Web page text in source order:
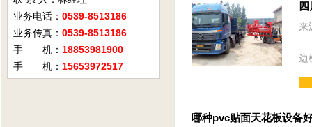
业务电话： 0539-8513186
业务传真： 0539-8513186
手 机： 18853981900
手 机： 15653972517
来
边
哪种pvc贴面天花板设备